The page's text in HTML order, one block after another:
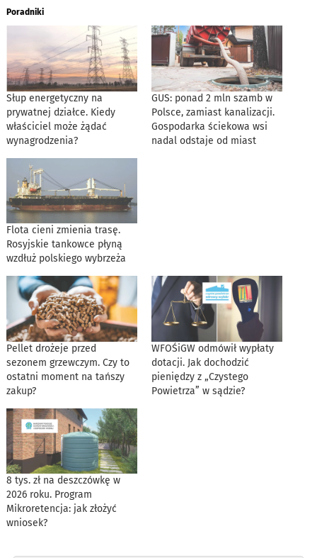
Poradniki
Słup energetyczny na
prywatnej działce. Kiedy
właściciel może żądać
wynagrodzenia?
GUS: ponad 2 mln szamb w
Polsce, zamiast kanalizacji.
Gospodarka ściekowa wsi
nadal odstaje od miast
Flota cieni zmienia trasę.
Rosyjskie tankowce płyną
wzdłuż polskiego wybrzeża
Pellet drożeje przed
sezonem grzewczym. Czy to
ostatni moment na tańszy
zakup?
WFOŚiGW odmówił wypłaty
dotacji. Jak dochodzić
pieniędzy z „Czystego
Powietrza” w sądzie?
8 tys. zł na deszczówkę w
2026 roku. Program
Mikroretencja: jak złożyć
wniosek?